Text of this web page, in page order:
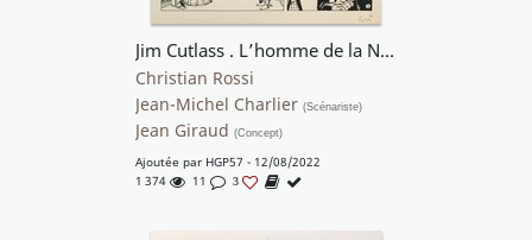
Jim Cutlass . L’homme de la Nouvelle Orléans
Christian Rossi
Jean-Michel Charlier (Scénariste)
Jean Giraud (Concept)
Ajoutée par HGP57 - 12/08/2022
1 374
11 3